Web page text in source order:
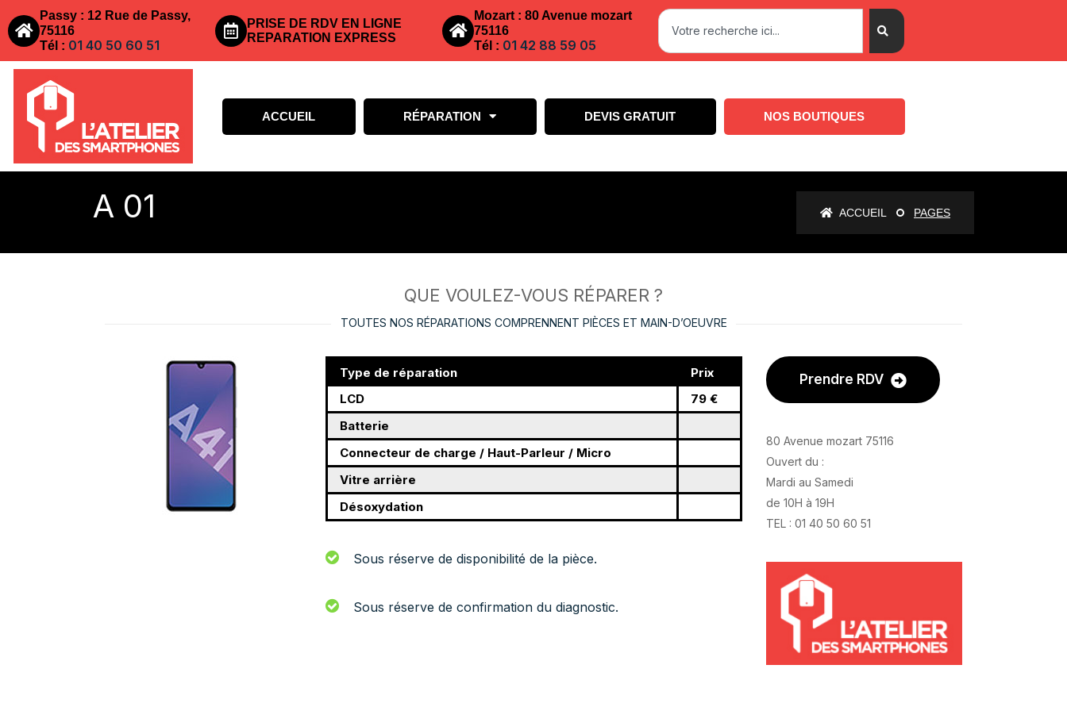
Passy : 12 Rue de Passy,
75116
Tél : 01 40 50 60 51
PRISE DE RDV EN LIGNE
REPARATION EXPRESS
Mozart : 80 Avenue mozart
75116
Tél : 01 42 88 59 05
ACCUEIL RÉPARATION DEVIS GRATUIT NOS BOUTIQUES
A 01 ACCUEIL PAGES
QUE VOULEZ-VOUS RÉPARER ?
TOUTES NOS RÉPARATIONS COMPRENNENT PIÈCES ET MAIN-D’OEUVRE
Type de réparation
Prix
LCD
79 €
Batterie
Connecteur de charge / Haut-Parleur / Micro
Vitre arrière
Désoxydation
Sous réserve de disponibilité de la pièce.
Sous réserve de confirmation du diagnostic.
Prendre RDV
80 Avenue mozart 75116
Ouvert du :
Mardi au Samedi
de 10H à 19H
TEL : 01 40 50 60 51